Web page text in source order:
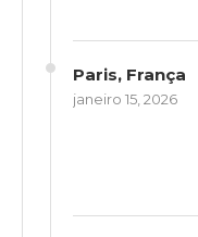
Paris, França
janeiro 15, 2026